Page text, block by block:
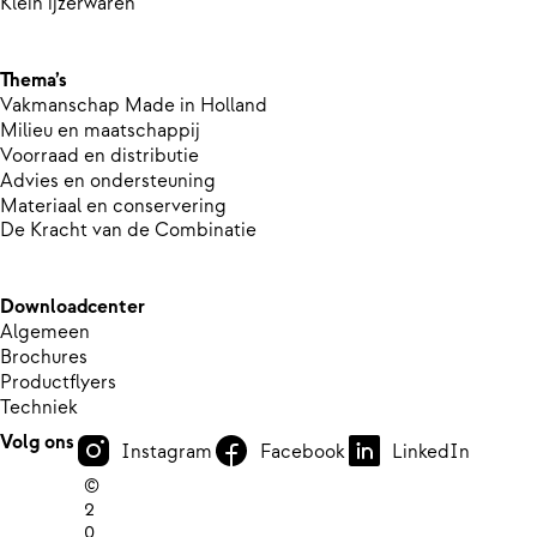
Thema’s
Vakmanschap Made in Holland
Milieu en maatschappij
Voorraad en distributie
Advies en ondersteuning
Materiaal en conservering
De Kracht van de Combinatie
Downloadcenter
Algemeen
Brochures
Productflyers
Techniek
Volg ons
Instagram Facebook
LinkedIn
©
2